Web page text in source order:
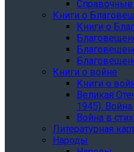
Справочные
Книги о
Книги о
Книги о войне
Книги о
Великая
1945).
Война в
Литературная
Народы